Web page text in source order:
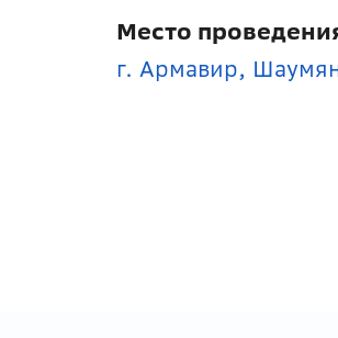
Место
г. Армавир,